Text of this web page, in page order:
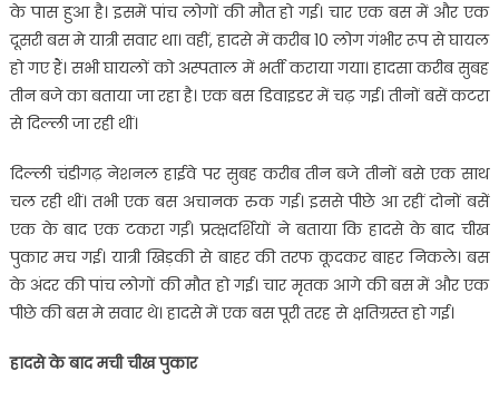
के पास हुआ है। इसमें पांच लोगों की मौत हो गई। चार एक बस में और एक
दूसरी बस मे यात्री सवार था। वहीं, हादसे में करीब 10 लोग गंभीर रूप से घायल
हो गए हैं। सभी घायलों को अस्‍पताल में भर्ती कराया गया। हादसा करीब सुबह
तीन बजे का बताया जा रहा है। एक बस डिवाइडर में चढ़ गई। तीनों बसें कटरा
से दिल्‍ली जा रही थीं।
दिल्‍ली चंडीगढ़ नेशनल हाईवे पर सुबह करीब तीन बजे तीनों बसे एक साथ
चल रही थीं। तभी एक बस अचानक रुक गई। इससे पीछे आ रहीं दोनों बसें
एक के बाद एक टकरा गईं। प्रत्‍क्षदर्शियों ने बताया कि हादसे के बाद चीख
पुकार मच गई। यात्री खिड़की से बाहर की तरफ कूदकर बाहर निकले। बस
के अंदर की पांच लोगों की मौत हो गई। चार मृतक आगे की बस में और एक
पीछे की बस मे सवार थे। हादसे में एक बस पूरी तरह से क्षतिग्रस्‍त हो गई।
हादसे के बाद मची चीख पुकार